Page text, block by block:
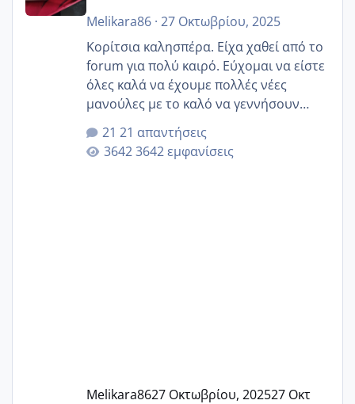
Melikara86· 27 Οκτωβρίου, 2025
Κορίτσια καλησπέρα. Είχα χαθεί από το
forum για πολύ καιρό. Εύχομαι να είστε
όλες καλά να έχουμε πολλές νέες
μανούλες με το καλό να γεννήσουν
αυτές που ήδη περιμένουν. Να πάρουν
γερα μωράκια στην αγκαλίτσα τους
🙏🏼🙏🏼 Ας πάμε λοιπόν στο θέμα μου.
21 απαντήσεις
3642 εμφανίσεις
Melikara8627 Οκτωβρίου, 202527 Οκτ